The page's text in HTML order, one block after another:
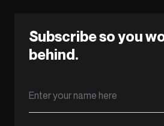
Subscribe so you
behind.